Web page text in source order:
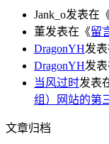
Jank_o发表在
董发表在《留
DragonYH发
DragonYH发
当风过时发表
组）网站的第
文章归档